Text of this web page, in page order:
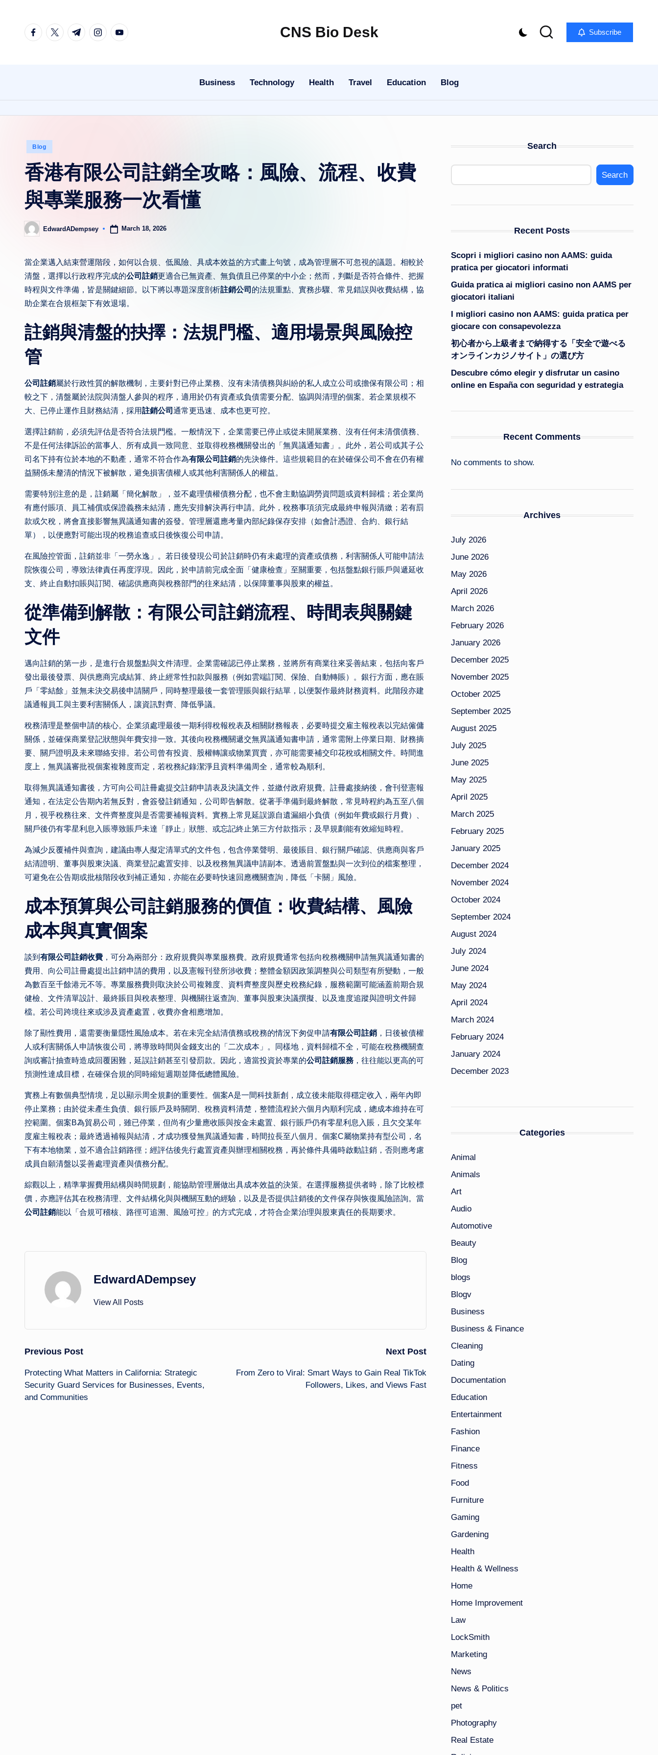
facebook.com
twitter.com
t.me instagram.com
youtube.com CNS Bio Desk
Every
Story
Subscribe
Business Technology Health Travel Education Blog
Posted
Blog
香港有限公司註銷全攻略：風險、流程、收費
與專業服務一次看懂
Posted
by
EdwardADempsey March 18, 2026
當企業邁入結束營運階段，如何以合規、低風險、具成本效益的方式畫上句號，成為管理層不可忽視的議題。相較於
清盤，選擇以行政程序完成的公司註銷更適合已無資產、無負債且已停業的中小企；然而，判斷是否符合條件、把握
時程與文件準備，皆是關鍵細節。以下將以專題深度剖析註銷公司 的法規重點、實務步驟、常見錯誤與收費結構，協
助企業在合規框架下有效退場。
註銷與清盤的抉擇：法規門檻、適用場景與風險控
管
公司註銷屬於行政性質的解散機制，主要針對已停止業務、沒有未清債務與糾紛的私人成立公司或擔保有限公司；相
較之下，清盤屬於法院與清盤人參與的程序，適用於仍有資產或負債需要分配、協調與清理的個案。若企業規模不
大、已停止運作且財務結清，採用註銷公司 通常更迅速、成本也更可控。
選擇註銷前，必須先評估是否符合法規門檻。一般情況下，企業需要已停止或從未開展業務、沒有任何未清償債務、
不是任何法律訴訟的當事人、所有成員一致同意、並取得稅務機關發出的「無異議通知書」。此外，若公司或其子公
司名下持有位於本地的不動產，通常不符合作為有限公司註銷的先決條件。這些規範目的在於確保公司不會在仍有權
益關係未釐清的情況下被解散，避免損害債權人或其他利害關係人的權益。
需要特別注意的是，註銷屬「簡化解散」，並不處理債權債務分配，也不會主動協調勞資問題或資料歸檔；若企業尚
有應付賬項、員工補償或保證義務未結清，應先安排解決再行申請。此外，稅務事項須完成最終申報與清繳；若有罰
款或欠稅，將會直接影響無異議通知書的簽發。管理層還應考量內部紀錄保存安排（如會計憑證、合約、銀行結
單），以便應對可能出現的稅務追查或日後恢復公司申請。
在風險控管面，註銷並非「一勞永逸」。若日後發現公司於註銷時仍有未處理的資產或債務，利害關係人可能申請法
院恢復公司，導致法律責任再度浮現。因此，於申請前完成全面「健康檢查」至關重要，包括盤點銀行賬戶與遞延收
支、終止自動扣賬與訂閱、確認供應商與稅務部門的往來結清，以保障董事與股東的權益。
從準備到解散： 有限公司註銷流程、時間表與關鍵
文件
邁向註銷的第一步，是進行合規盤點與文件清理。企業需確認已停止業務，並將所有商業往來妥善結束，包括向客戶
發出最後發票、與供應商完成結算、終止經常性扣款與服務（例如雲端訂閱、保險、自動轉賬）。銀行方面，應在賬
戶「零結餘」並無未決交易後申請關戶，同時整理最後一套管理賬與銀行結單，以便製作最終財務資料。此階段亦建
議通報員工與主要利害關係人，讓資訊對齊、降低爭議。
稅務清理是整個申請的核心。企業須處理最後一期利得稅報稅表及相關財務報表，必要時提交雇主報稅表以完結僱傭
關係，並確保商業登記狀態與年費安排一致。其後向稅務機關遞交無異議通知書申請，通常需附上停業日期、財務摘
要、關戶證明及未來聯絡安排。若公司曾有投資、股權轉讓或物業買賣，亦可能需要補交印花稅或相關文件。時間進
度上，無異議審批視個案複雜度而定，若稅務紀錄潔淨且資料準備周全，通常較為順利。
取得無異議通知書後，方可向公司註冊處提交註銷申請表及決議文件，並繳付政府規費。註冊處接納後，會刊登憲報
通知，在法定公告期內若無反對，會簽發註銷通知，公司即告解散。從著手準備到最終解散，常見時程約為五至八個
月，視乎稅務往來、文件齊整度與是否需要補報資料。實務上常見延誤源自遺漏細小負債（例如年費或銀行月費）、
關戶後仍有零星利息入賬導致賬戶未達「靜止」狀態、或忘記終止第三方付款指示；及早規劃能有效縮短時程。
為減少反覆補件與查詢，建議由專人擬定清單式的文件包，包含停業聲明、最後賬目、銀行關戶確認、供應商與客戶
結清證明、董事與股東決議、商業登記處置安排、以及稅務無異議申請副本。透過前置盤點與一次到位的檔案整理，
可避免在公告期或批核階段收到補正通知，亦能在必要時快速回應機關查詢，降低「卡關」風險。
成本預算與公司註銷服務的價值：收費結構、風險
成本與真實個案
談到 有限公司註銷收費 ，可分為兩部分：政府規費與專業服務費。政府規費通常包括向稅務機關申請無異議通知書的
費用、向公司註冊處提出註銷申請的費用，以及憲報刊登所涉收費；整體金額因政策調整與公司類型有所變動，一般
為數百至千餘港元不等。專業服務費則取決於公司複雜度、資料齊整度與歷史稅務紀錄，服務範圍可能涵蓋前期合規
健檢、文件清單設計、最終賬目與稅表整理、與機關往返查詢、董事與股東決議撰擬、以及進度追蹤與證明文件歸
檔。若公司跨境往來或涉及資產處置，收費亦會相應增加。
除了顯性費用，還需要衡量隱性風險成本。若在未完全結清債務或稅務的情況下匆促申請有限公司註銷 ，日後被債權
人或利害關係人申請恢復公司，將導致時間與金錢支出的「二次成本」。同樣地，資料歸檔不全，可能在稅務機關查
詢或審計抽查時造成回覆困難，延誤註銷甚至引發罰款。因此，適當投資於專業的公司註銷服務 ，往往能以更高的可
預測性達成目標，在確保合規的同時縮短週期並降低總體風險。
實務上有數個典型情境，足以顯示周全規劃的重要性。個案A是一間科技新創，成立後未能取得穩定收入，兩年內即
停止業務；由於從未產生負債、銀行賬戶及時關閉、稅務資料清楚，整體流程於六個月內順利完成，總成本維持在可
控範圍。個案B為貿易公司，雖已停業，但尚有少量應收賬與按金未處置、銀行賬戶仍有零星利息入賬，且欠交某年
度雇主報稅表；最終透過補報與結清，才成功獲發無異議通知書，時間拉長至八個月。個案C屬物業持有型公司，名
下有本地物業，並不適合註銷路徑；經評估後先行處置資產與辦理相關稅務，再於條件具備時啟動註銷，否則應考慮
成員自願清盤以妥善處理資產與債務分配。
綜觀以上，精準掌握費用結構與時間規劃，能協助管理層做出具成本效益的決策。在選擇服務提供者時，除了比較標
價，亦應評估其在稅務清理、文件結構化與與機關互動的經驗，以及是否提供註銷後的文件保存與恢復風險諮詢。當
公司註銷能以「合規可稽核、路徑可追溯、風險可控」的方式完成，才符合企業治理與股東責任的長期要求。
EdwardADempsey
View All Posts
Post
navigation
Previous Post
Protecting What Matters in California: Strategic
Security Guard Services for Businesses, Events,
and Communities
Next Post
From Zero to Viral: Smart Ways to Gain Real TikTok
Followers, Likes, and Views Fast
Search
Search
Recent Posts
Scopri i migliori casino non AAMS: guida
pratica per giocatori informati
Guida pratica ai migliori casino non AAMS per
giocatori italiani
I migliori casino non AAMS: guida pratica per
giocare con consapevolezza
初心者から上級者まで納得する「安全で遊べる
オンラインカジノサイト」の選び方
Descubre cómo elegir y disfrutar un casino
online en España con seguridad y estrategia
Recent Comments
No comments to show.
Archives
July 2026
June 2026
May 2026
April 2026
March 2026
February 2026
January 2026
December 2025
November 2025
October 2025
September 2025
August 2025
July 2025
June 2025
May 2025
April 2025
March 2025
February 2025
January 2025
December 2024
November 2024
October 2024
September 2024
August 2024
July 2024
June 2024
May 2024
April 2024
March 2024
February 2024
January 2024
December 2023
Categories
Animal
Animals
Art
Audio
Automotive
Beauty
Blog
blogs
Blogv
Business
Business & Finance
Cleaning
Dating
Documentation
Education
Entertainment
Fashion
Finance
Fitness
Food
Furniture
Gaming
Gardening
Health
Health & Wellness
Home
Home Improvement
Law
LockSmith
Marketing
News
News & Politics
pet
Photography
Real Estate